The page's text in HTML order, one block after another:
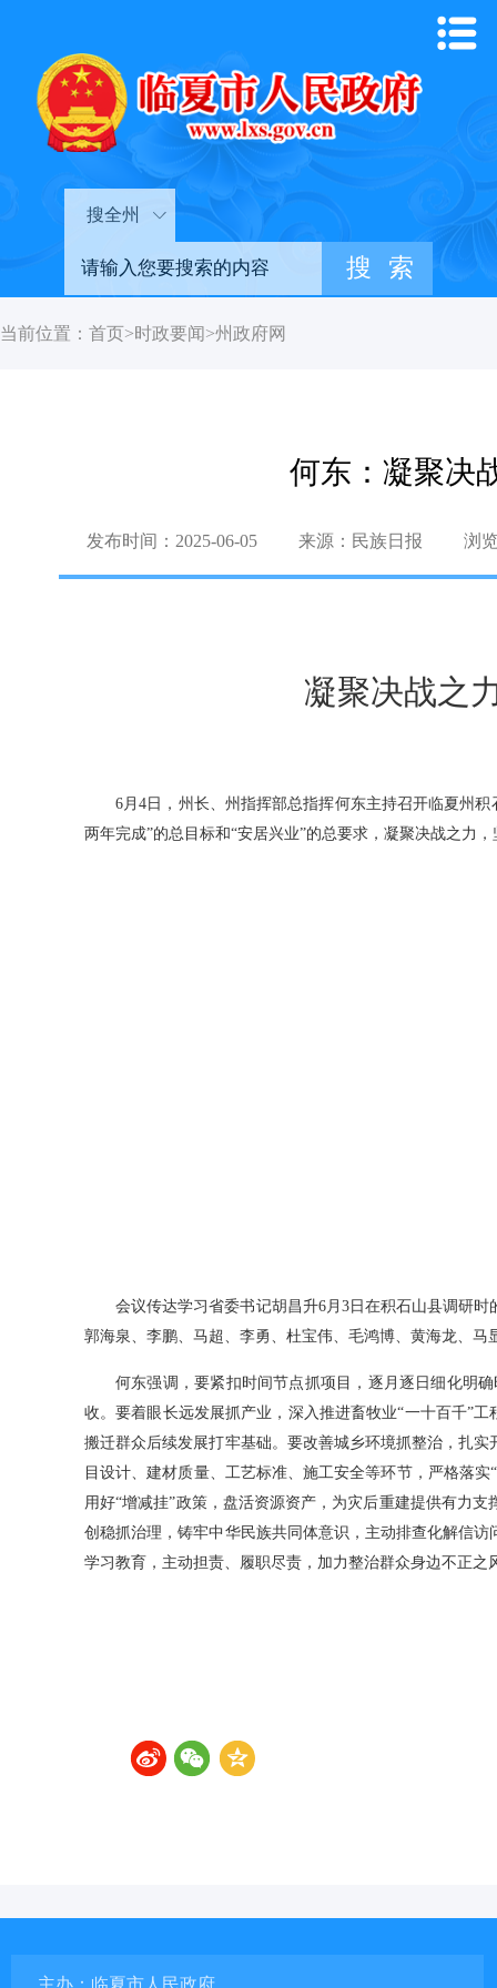
搜全州
当前位置： 首页>时政要闻 >州政府网
何东：凝聚决
发布时间：2025-06-05 来源：民族日报 浏
凝聚决战之
6月4日，州长、州指挥部总指挥何东主持召开临夏州
两年完成”的总目标和“安居兴业”的总要求，凝聚决战之力
会议传达学习省委书记胡昌升6月3日在积石山县调研
郭海泉、李鹏、马超、李勇、杜宝伟、毛鸿博、黄海龙、马
何东强调，要紧扣时间节点抓项目，逐月逐日细化明
收。要着眼长远发展抓产业，深入推进畜牧业“一十百千”
搬迁群众后续发展打牢基础。要改善城乡环境抓整治，扎
目设计、建材质量、工艺标准、施工安全等环节，严格落
用好“增减挂”政策，盘活资源资产，为灾后重建提供有力
创稳抓治理，铸牢中华民族共同体意识，主动排查化解信
学习教育，主动担责、履职尽责，加力整治群众身边不正
主办：临夏市人民政府